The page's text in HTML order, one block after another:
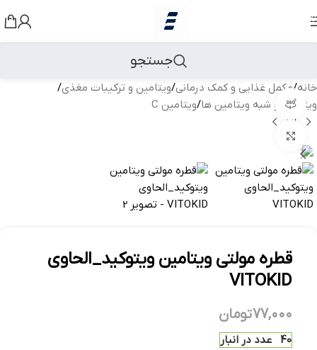
رد کردن به ناوبری
جستجو
خانه/مکمل غذایی و کمک درمانی/ویتامین و ترکیبات مغذی/
ویتامین و شبه ویتامین ها/ویتامین C مشاهده 360 درجه
قطره مولتی ویتامین ویتوکید_الحاوی
VITOKID
77,000تومان
40 عدد در انبار